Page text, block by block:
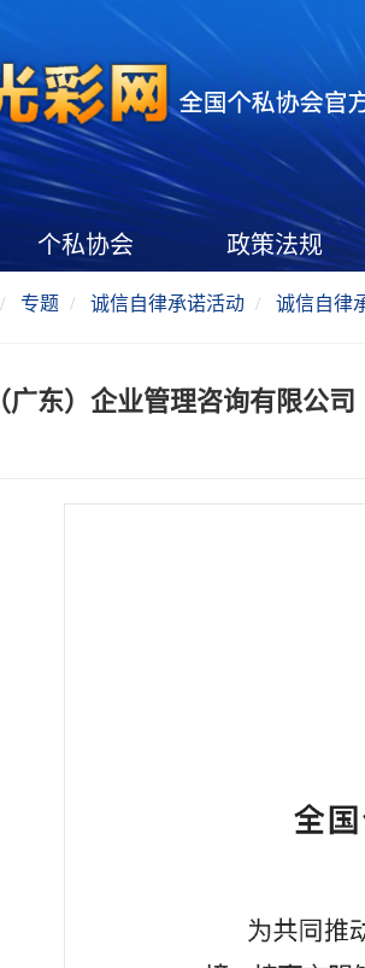
个私协会 政策法规
专题 诚信自律承诺活动 诚信自律
广东）企业管理咨询有限公司